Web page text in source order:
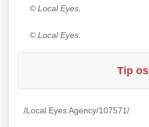
© Local Eyes.
© Local Eyes.
Tip os
/Local Eyes Agency/107571/